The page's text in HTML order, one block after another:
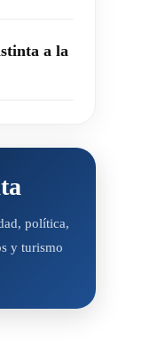
a la
política,
y turismo